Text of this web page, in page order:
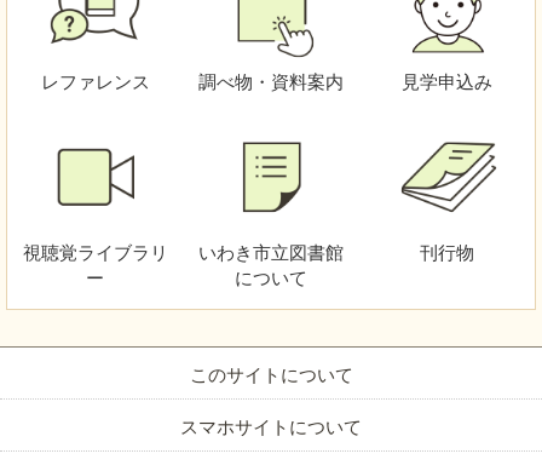
レファレンス 調べ物・資料案内 見学申込み
視聴覚ライブラリ
ー
いわき市立図書館
について
刊行物
このサイトについて
スマホサイトについて